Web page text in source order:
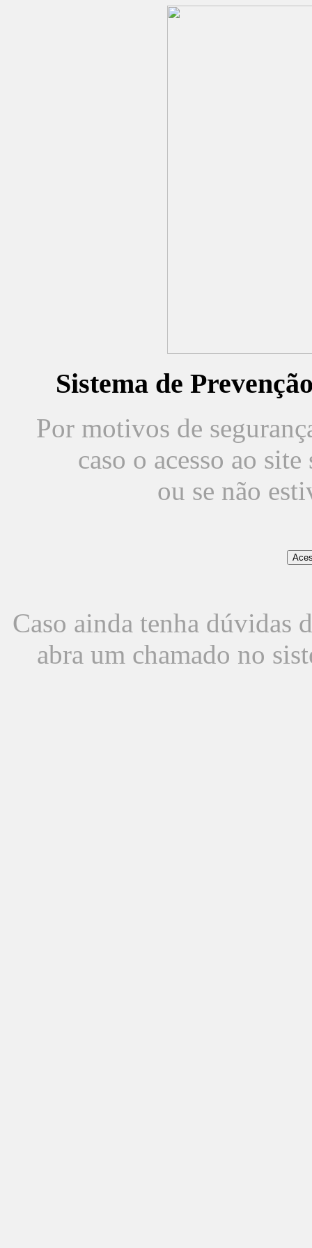
Sistema de
Por motivos de
caso o acesso ao
ou se não
Caso ainda tenha dúvidas
abra um chamado no